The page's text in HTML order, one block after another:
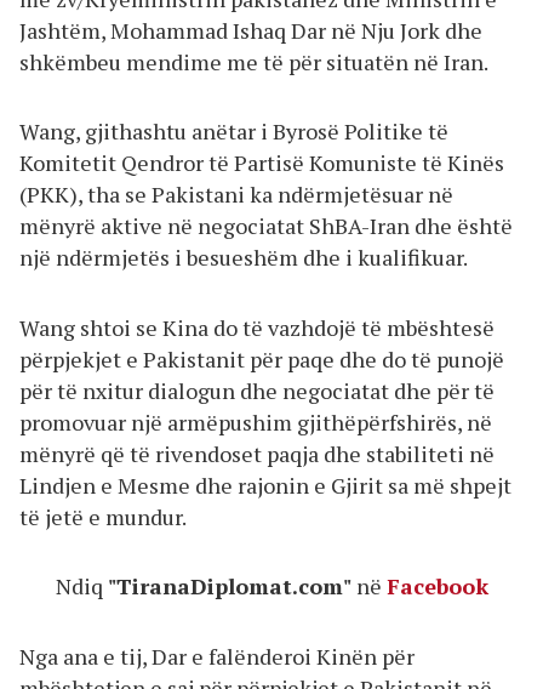
Jashtëm, Mohammad Ishaq Dar në Nju Jork dhe
shkëmbeu mendime me të për situatën në Iran.
Wang, gjithashtu anëtar i Byrosë Politike të
Komitetit Qendror të Partisë Komuniste të Kinës
(PKK), tha se Pakistani ka ndërmjetësuar në
mënyrë aktive në negociatat ShBA-Iran dhe është
një ndërmjetës i besueshëm dhe i kualifikuar.
Wang shtoi se Kina do të vazhdojë të mbështesë
përpjekjet e Pakistanit për paqe dhe do të punojë
për të nxitur dialogun dhe negociatat dhe për të
promovuar një armëpushim gjithëpërfshirës, në
mënyrë që të rivendoset paqja dhe stabiliteti në
Lindjen e Mesme dhe rajonin e Gjirit sa më shpejt
të jetë e mundur.
Ndiq "TiranaDiplomat.com" në Facebook
Nga ana e tij, Dar e falënderoi Kinën për